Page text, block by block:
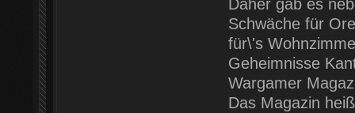
Daher gab es
Schwäche für
für\'s
Geheimnisse
Wargamer
Das Magazin